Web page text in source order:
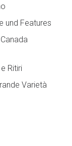
und Features
Ritiri
Varietà